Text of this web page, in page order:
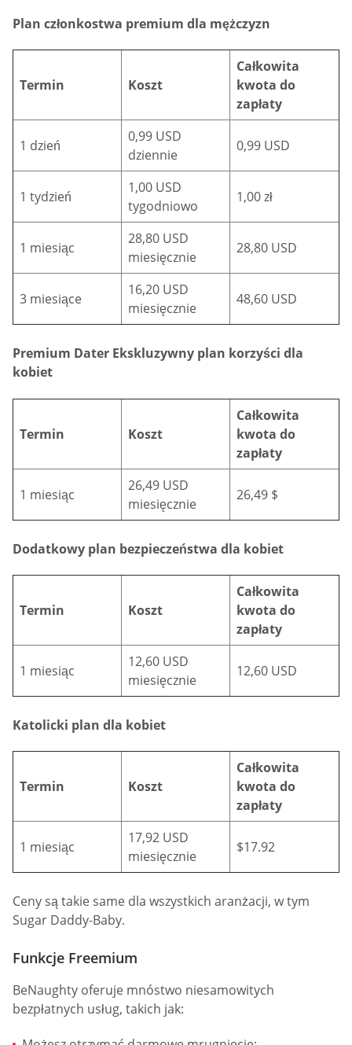
Plan członkostwa premium dla mężczyzn
Termin Koszt
Całkowita
kwota do
zapłaty
1 dzień
0,99 USD
dziennie
0,99 USD
1 tydzień
1,00 USD
tygodniowo
1,00 zł
1 miesiąc
28,80 USD
miesięcznie
28,80 USD
3 miesiące
16,20 USD
miesięcznie
48,60 USD
Premium Dater Ekskluzywny plan korzyści dla
kobiet
Termin Koszt
Całkowita
kwota do
zapłaty
1 miesiąc
26,49 USD
miesięcznie
26,49 $
Dodatkowy plan bezpieczeństwa dla kobiet
Termin Koszt
Całkowita
kwota do
zapłaty
1 miesiąc
12,60 USD
miesięcznie
12,60 USD
Katolicki plan dla kobiet
Termin Koszt
Całkowita
kwota do
zapłaty
1 miesiąc
17,92 USD
miesięcznie
$17.92
Ceny są takie same dla wszystkich aranżacji, w tym
Sugar Daddy-Baby.
Funkcje Freemium
BeNaughty oferuje mnóstwo niesamowitych
bezpłatnych usług, takich jak: